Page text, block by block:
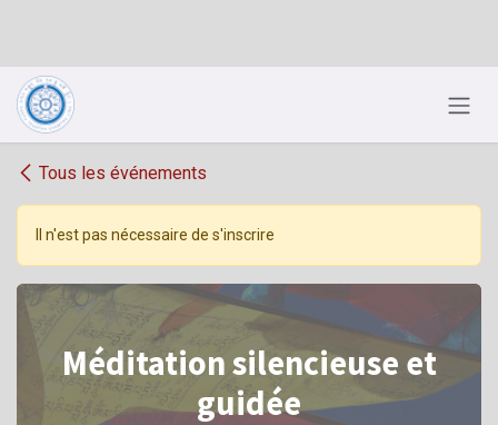
Se rendre au contenu
Tous les événements
Il n'est pas nécessaire de s'inscrire
Méditation silencieuse et
guidée